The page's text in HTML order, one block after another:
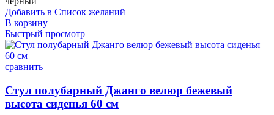
Добавить в Список желаний
В корзину
Быстрый просмотр
сравнить
Стул полубарный Джанго велюр бежевый
высота сиденья 60 см